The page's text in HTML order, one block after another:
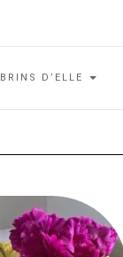
BRINS D’ELLE